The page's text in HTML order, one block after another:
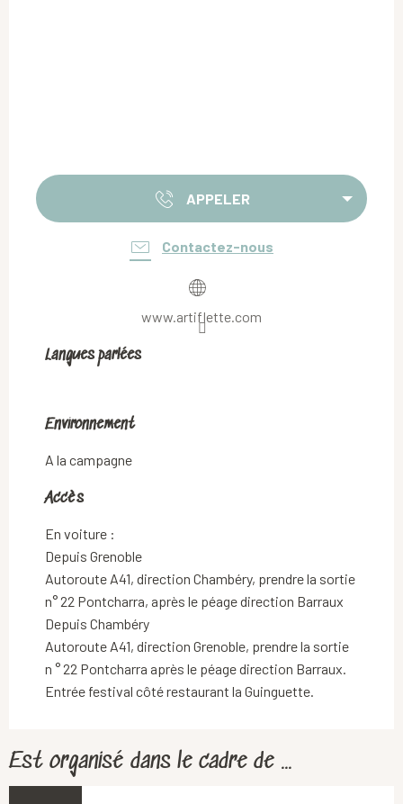
APPELER
Contactez-nous
www.artiflette.com
Langues parlées
Langues parlées
Environnement
Environnement
A la campagne
Accès
Accès
En voiture :
Depuis Grenoble
Autoroute A41, direction Chambéry, prendre la sortie
n° 22 Pontcharra, après le péage direction Barraux
Depuis Chambéry
Autoroute A41, direction Grenoble, prendre la sortie
n ° 22 Pontcharra après le péage direction Barraux.
Entrée festival côté restaurant la Guinguette.
Est organisé dans le cadre de ...